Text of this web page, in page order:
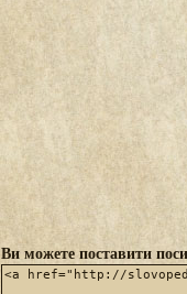
Ви можете поставити